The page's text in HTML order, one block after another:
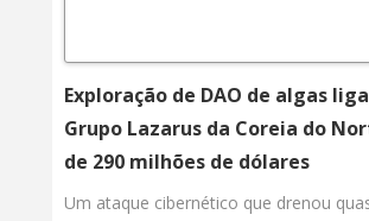
Exploração de DAO de algas
Grupo Lazarus da Coreia do
de 290 milhões de dólares
Um ataque cibernético que drenou